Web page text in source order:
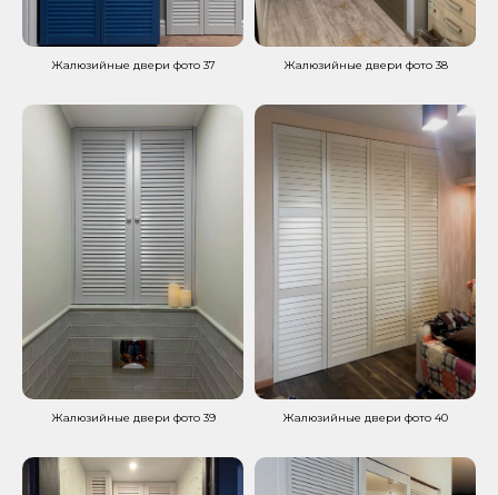
Жалюзийные двери фото 37 Жалюзийные двери фото 38
Жалюзийные двери фото 39 Жалюзийные двери фото 40